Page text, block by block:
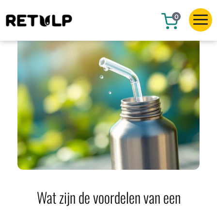
0
Wat zijn de voordelen van een